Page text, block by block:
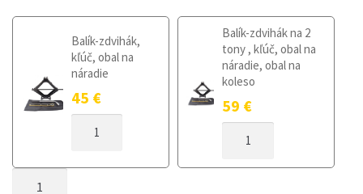
Balík-zdvihák,
kľúč, obal na
náradie
45 €
DOJAZDOVÉ
MAZDA
Balík-zdvihák na 2
tony , kľúč, obal na
náradie, obal na
koleso
59 €
DOJAZDOVÉ